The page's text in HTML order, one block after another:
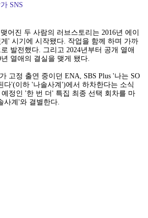
SNS
어진 두 사람의 러브스토리는 2016년 에이
' 시기에 시작됐다. 작업을 함께 하며 가까
발전했다. 그리고 2024년부터 공개 열애
열애의 결실을 맺게 됐다.
고정 출연 중이던 ENA, SBS Plus '나는 SO
다'(이하 '나솔사계')에서 하차한다는 소식
정인 '한 번 더' 특집 최종 선택 회차를 마
사계'와 결별한다.